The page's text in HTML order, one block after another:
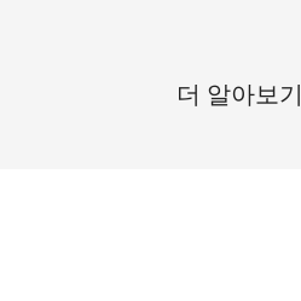
더 알아보기